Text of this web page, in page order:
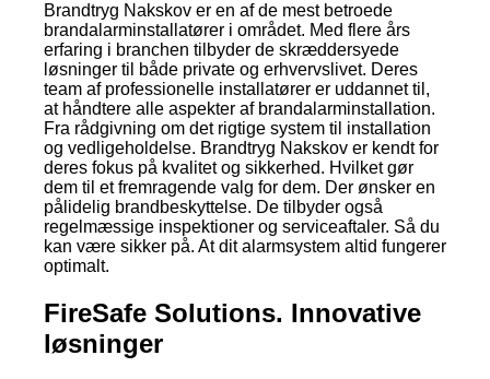
Brandtryg Nakskov er en af de mest betroede
brandalarminstallatører i området. Med flere års
erfaring i branchen tilbyder de skræddersyede
løsninger til både private og erhvervslivet. Deres
team af professionelle installatører er uddannet til,
at håndtere alle aspekter af brandalarminstallation.
Fra rådgivning om det rigtige system til installation
og vedligeholdelse. Brandtryg Nakskov er kendt for
deres fokus på kvalitet og sikkerhed. Hvilket gør
dem til et fremragende valg for dem. Der ønsker en
pålidelig brandbeskyttelse. De tilbyder også
regelmæssige inspektioner og serviceaftaler. Så du
kan være sikker på. At dit alarmsystem altid fungerer
optimalt.
FireSafe Solutions. Innovative
løsninger